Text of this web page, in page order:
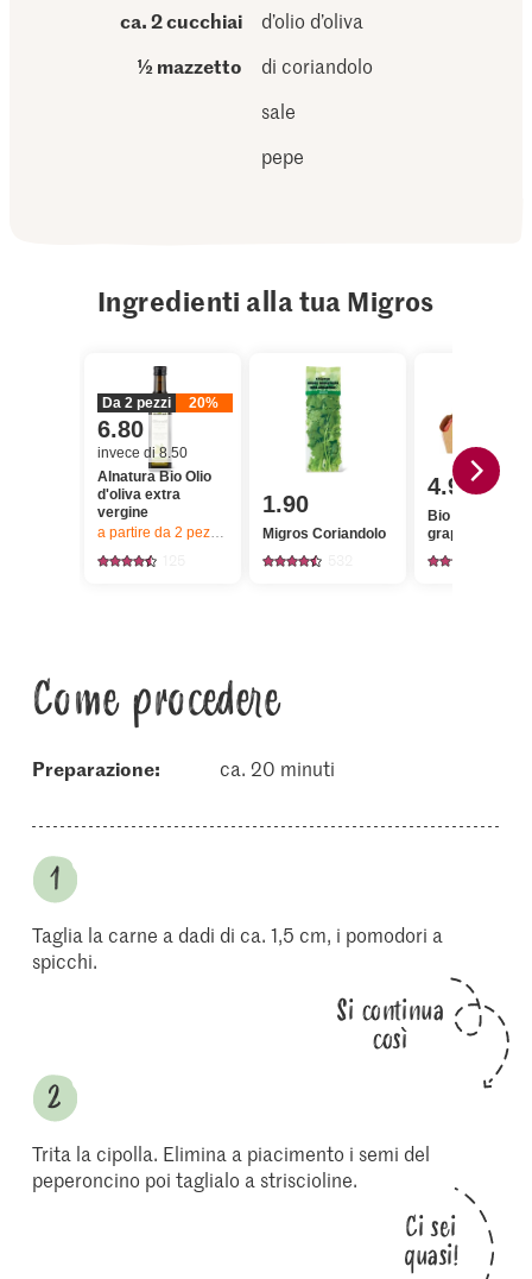
ca. 2 cucchiai
d’olio d’oliva
½ mazzetto
di coriandolo
sale
pepe
Ingredienti alla tua Migros
Da 2 pezzi 20%
6.80
invece di 8.50
Alnatura Bio Olio
d'oliva extra
vergine
a partire da 2 pezzi, Offerta valida solo dal 6.8 al 12.8.2026, fino a
1.90
Migros Coriandolo
4.95
Bio Pomodori a
grappolo
Come procedere
Preparazione: ca. 20 minuti
Taglia la carne a dadi di ca. 1,5 cm, i pomodori a
spicchi.
Si continua
così
Trita la cipolla. Elimina a piacimento i semi del
peperoncino poi taglialo a striscioline.
Ci sei
quasi!